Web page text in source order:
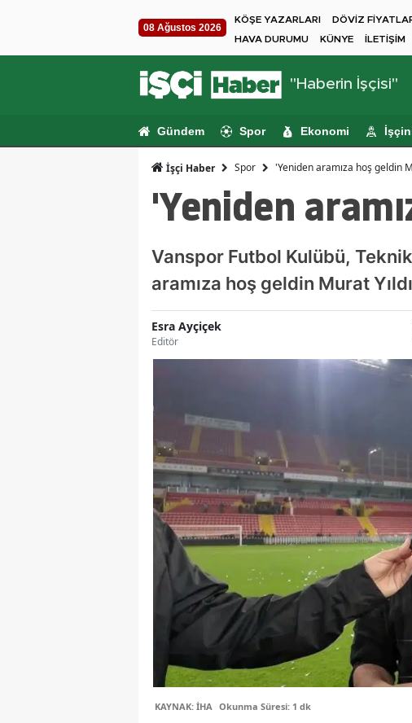
08 Ağustos 2026
KÖŞE YAZARLARI DÖVİZ
HAVA DURUMU
KÜNYE İLETİŞİM
"Haberin İşçisi"
Gündem Spor Ekonomi
İşçi Haber Spor 'Yeniden aramıza hoş geldin
'Yeniden
Vanspor Futbol Kulübü,
aramıza hoş geldin Murat
Esra Ayçiçek
Editör
KAYNAK: İHA Okunma Süresi: 1 dk